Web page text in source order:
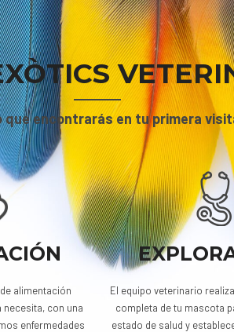
que encontrarás en tu primera
alimentación
con una
enfermedades
El equipo veterinario
completa de tu mascota
estado de salud y